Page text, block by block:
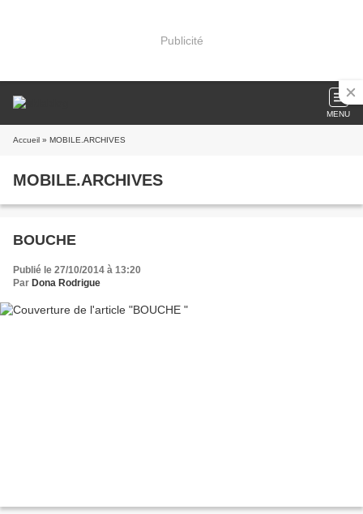
Publicité
MENU
Accueil » MOBILE.ARCHIVES
MOBILE.ARCHIVES
BOUCHE
Publié le 27/10/2014 à 13:20
Par Dona Rodrigue